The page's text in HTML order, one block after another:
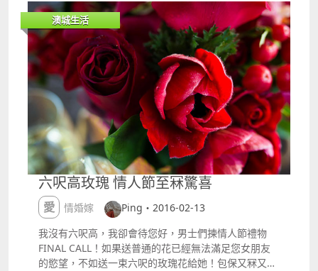
會。此大宴會廳亦可配置成最多三個獨立宴會廳。新濠
影滙亦設有八個獨立會議廳可供會議及休息之用，並設
有寬敞的接待區域。多間會議廳均設有私人室外露天平
台，供賓客享用午餐及茶歇。 「新濠影滙婚禮盛典」詳
情 日期：2016年3月11至13日時間：晚上6時至9時
（星期五）／中午12時至晚上8時（星期六、日）地
點：新濠影滙三樓大宴會廳預先登記出席可獲贈「影滙
之星」門票 登記及查詢，可致電853 8865 6791或電郵
至salesenquiry@melcocrown.com聯絡銷售團隊。
的、我經歷的所有謊言，當初的我的退讓，你的虧欠都
不起眼。 曾經, 你的名字是禁忌身邊的共同朋友自你離
開後沒有一個人告訴我你後來怎樣了也許是因為你我之
間那段年少輕狂的愛戀太過像電視劇情無論再怎樣提起
也荒唐得讓人忍俊不已 Hey, 你知道嗎我其實恨過你恨
你的一走了之恨你的不負責任也恨自己傻得這樣徹底我
一直以為我還恨著你但當我看到你的時候我才發現除了
回憶來襲外我甚麼感覺也沒有沒有恨沒有愛沒有痛原來
恨到極致是遺忘原來你我之間就只剩下回憶了我該為放
下了你這個年代久遠的前男友而快樂嗎 想對你傷害我的
一切，說聲謝謝..謝謝.. 謝謝..謝謝..再遇見。
澳城生活
六呎高玫瑰 情人節至冧驚喜
愛情婚嫁
Ping・2016-02-13
我沒有六呎高，我卻會待您好，男士們揀情人節禮物
FINAL CALL！如果送普通的花已經無法滿足您女朋友
的慾望，不如送一束六呎的玫瑰花給她！包保又冧又驚